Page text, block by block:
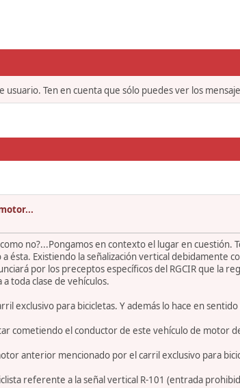
Ten en cuenta que sólo puedes ver los
no?...Pongamos en contexto el lugar en cuestión.
Existiendo la señalización vertical debidamente
por los preceptos específicos del RGCIR que la
toda clase de vehículos.
exclusivo para bicicletas. Y además lo hace en
cometiendo el conductor de este vehículo de motor
anterior mencionado por el carril exclusivo para
referente a la señal vertical R-101 (entrada